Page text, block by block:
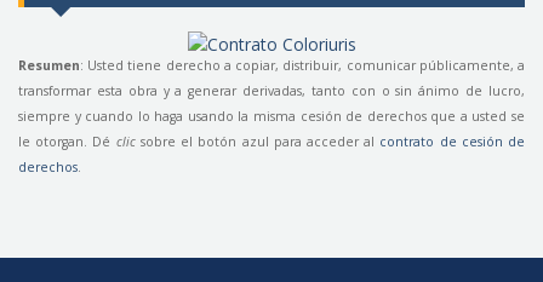
Resumen: Usted tiene derecho a copiar, distribuir, comunicar públicamente, a
transformar esta obra y a generar derivadas, tanto con o sin ánimo de lucro,
siempre y cuando lo haga usando la misma cesión de derechos que a usted se
le otorgan. Dé clicsobre el botón azul para acceder al contrato de cesión de
derechos